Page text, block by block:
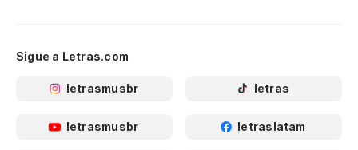
Sigue a Letras.com
letrasmusbr letras
letrasmusbr letraslatam